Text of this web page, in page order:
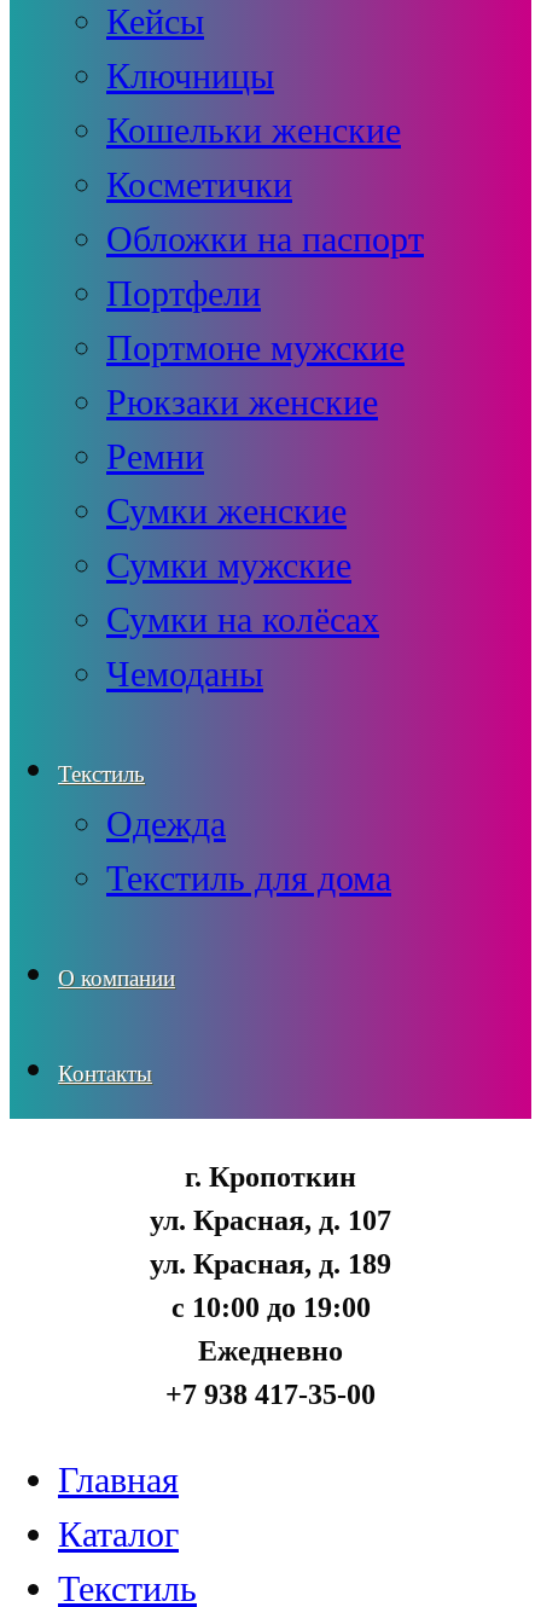
Кейсы
Ключницы
Кошельки женские
Косметички
Обложки на паспорт
Портфели
Портмоне мужские
Рюкзаки женские
Ремни
Сумки женские
Сумки мужские
Сумки на колёсах
Чемоданы
Текстиль
Одежда
Текстиль для дома
О компании
Контакты
г. Кропоткин
ул. Красная, д. 107
ул. Красная, д. 189
с 10:00 до 19:00
Ежедневно
+7 938 417-35-00
Главная
Каталог
Текстиль